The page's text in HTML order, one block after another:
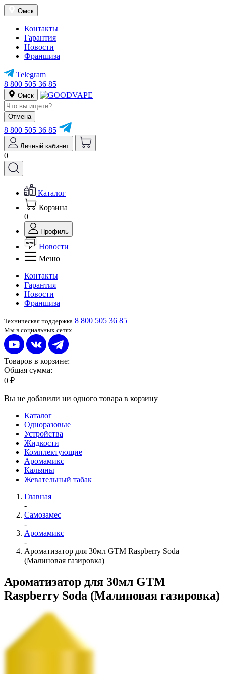
Омск
Контакты
Гарантия
Новости
Франшиза
Telegram
8 800 505 36 85
Омск
Отмена
8 800 505 36 85
Личный кабинет
0
Каталог
Корзина
0
Профиль
Новости
Меню
Контакты
Гарантия
Новости
Франшиза
Техническая поддержка 8 800 505 36 85
Мы в социальных сетях
Товаров в корзине:
Общая сумма:
0 ₽
Вы не добавили ни одного товара в корзину
Каталог
Одноразовые
Устройства
Жидкости
Комплектующие
Аромамикс
Кальяны
Жевательный табак
Главная
-
Самозамес
-
Аромамикс
-
Ароматизатор для 30мл GTM Raspberry Soda
(Малиновая газировка)
Ароматизатор для 30мл GTM
Raspberry Soda (Малиновая газировка)